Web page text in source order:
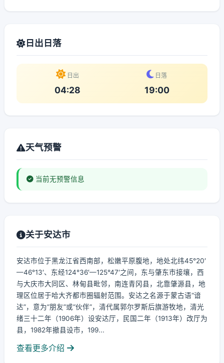
日出日落
日出
04:28
日落
19:00
天气预警
当前无预警信息
关于安达市
安达市位于黑龙江省西南部，松嫩平原腹地，地处北纬45°20′
—46°13′、东经124°36′—125°47′之间，东与肇东市接壤，西
与大庆市大同区、林甸县毗邻，南连青冈县，北靠肇源县，地
理区位居于哈大齐都市圈辐射范围。安达之名源于蒙古语“谙
达”，意为“朋友”或“伙伴”，清代属郭尔罗斯后旗游牧地，清光
绪三十二年（1906年）设安达厅，民国二年（1913年）改厅为
县，1982年撤县设市，199...
查看更多介绍